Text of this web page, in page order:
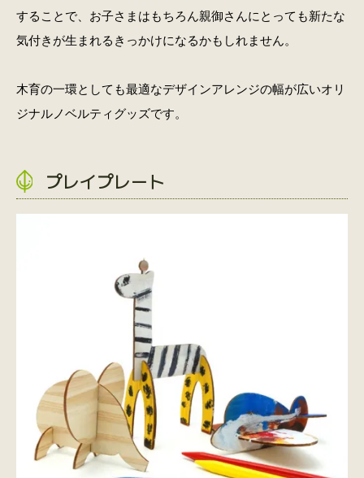
することで、お子さまはもちろん親御さんにとっても新たな
気付きが生まれるきっかけになるかもしれません。
木育の一環としても最適なデザインアレンジの幅が広いオリ
ジナルノベルティグッズです。
プレイプレート